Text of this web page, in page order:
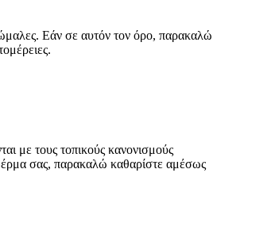
Εάν σε αυτόν τον όρο, παρακαλώ
με τους τοπικούς κανονισμούς
σας, παρακαλώ καθαρίστε αμέσως